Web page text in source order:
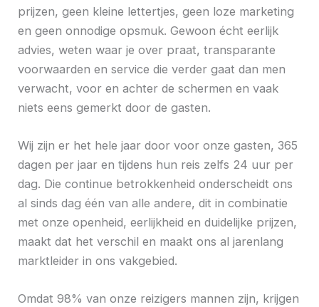
prijzen, geen kleine lettertjes, geen loze marketing
en geen onnodige opsmuk. Gewoon écht eerlijk
advies, weten waar je over praat, transparante
voorwaarden en service die verder gaat dan men
verwacht, voor en achter de schermen en vaak
niets eens gemerkt door de gasten.
Wij zijn er het hele jaar door voor onze gasten, 365
dagen per jaar en tijdens hun reis zelfs 24 uur per
dag. Die continue betrokkenheid onderscheidt ons
al sinds dag één van alle andere, dit in combinatie
met onze openheid, eerlijkheid en duidelijke prijzen,
maakt dat het verschil en maakt ons al jarenlang
marktleider in ons vakgebied.
Omdat 98% van onze reizigers mannen zijn, krijgen